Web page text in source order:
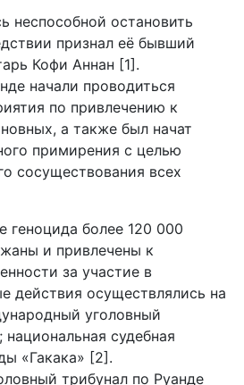
неспособной остановить
признал её бывший
Кофи Аннан [1].
начали проводиться
по привлечению к
а также был начат
примирения с целью
сосуществования всех
геноцида более 120 000
и привлечены к
за участие в
действия осуществлялись на
уголовный
судебная
«Гакака» [2].
трибунал по Руанде